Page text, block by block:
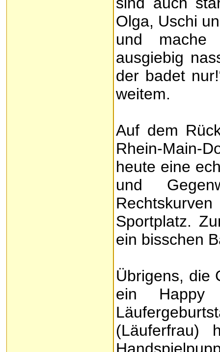
Olga, Uschi
und mache
ausgiebig
der badet
weitem.
Auf dem
Rhein-Main-
heute eine
und
Sportplatz.
ein bisschen
Übrigens, die
ein Happy
(Läuferfrau)